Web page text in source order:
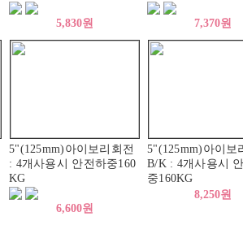
5,830원 7,370원
5"(125mm)아이보리회전
: 4개사용시 안전하중160
KG
6,600원
5"(125mm)아이보
B/K : 4개사용시
중160KG
8,250원